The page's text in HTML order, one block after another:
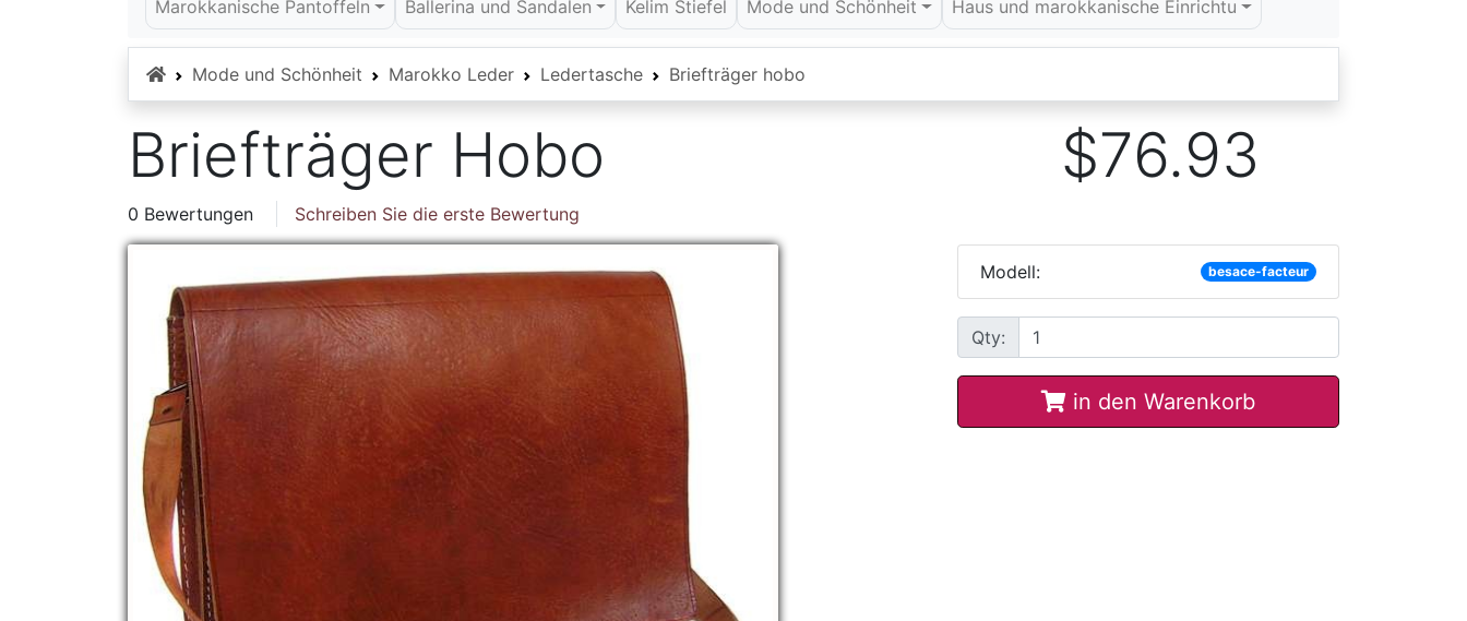
Marokkanische Pantoffeln Ballerina und Sandalen Kelim Stiefel Mode und Schönheit Haus und marokkanische Einrichtu
Startseite
Mode und Schönheit Marokko Leder Ledertasche Briefträger hobo
Briefträger Hobo $76.93
0 Bewertungen Schreiben Sie die erste Bewertung
Modell: besace-facteur
Qty:
in den Warenkorb